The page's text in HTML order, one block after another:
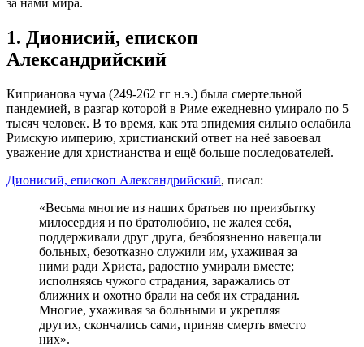
1. Дионисий, епископ
Александрийский
Киприанова чума (249-262 гг н.э.) была смертельной
пандемией, в разгар которой в Риме ежедневно умирало по 5
тысяч человек. В то время, как эта эпидемия сильно ослабила
Римскую империю, христианский ответ на неё завоевал
уважение для христианства и ещё больше последователей.
Дионисий, епископ Александрийский, писал:
«Весьма многие из наших братьев по преизбытку
милосердия и по братолюбию, не жалея себя,
поддерживали друг друга, безбоязненно навещали
больных, безотказно служили им, ухаживая за
ними ради Христа, радостно умирали вместе;
исполняясь чужого страдания, заражались от
ближних и охотно брали на себя их страдания.
Многие, ухаживая за больными и укрепляя
других, скончались сами, приняв смерть вместо
них».